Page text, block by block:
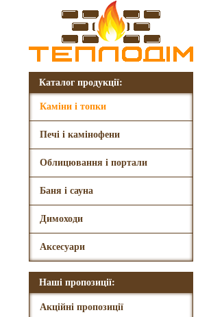
Каталог продукції:
Каміни і топки
Печі і камінофени
Облицювання і портали
Баня і сауна
Димоходи
Аксесуари
Наші пропозиції:
Акційні пропозиції